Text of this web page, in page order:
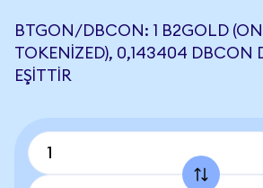
BTGON/DBCON: 1 B2GOLD
TOKENIZED), 0,143404 DBCON
EŞITTIR